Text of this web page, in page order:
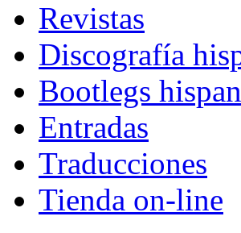
Revistas
Discografía
Bootlegs
Entradas
Traducciones
Tienda on-line